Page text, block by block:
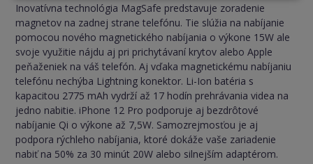
Inovatívna technológia MagSafe predstavuje zoradenie
magnetov na zadnej strane telefónu. Tie slúžia na nabíjanie
pomocou nového magnetického nabíjania o výkone 15W ale
svoje využitie nájdu aj pri prichytávaní krytov alebo Apple
peňaženiek na váš telefón. Aj vďaka magnetickému nabíjaniu
telefónu nechýba Lightning konektor. Li-Ion batéria s
kapacitou 2775 mAh vydrží až 17 hodín prehrávania videa na
jedno nabitie. iPhone 12 Pro podporuje aj bezdrôtové
nabíjanie Qi o výkone až 7,5W. Samozrejmosťou je aj
podpora rýchleho nabíjania, ktoré dokáže vaše zariadenie
nabiť na 50% za 30 minút 20W alebo silnejším adaptérom.